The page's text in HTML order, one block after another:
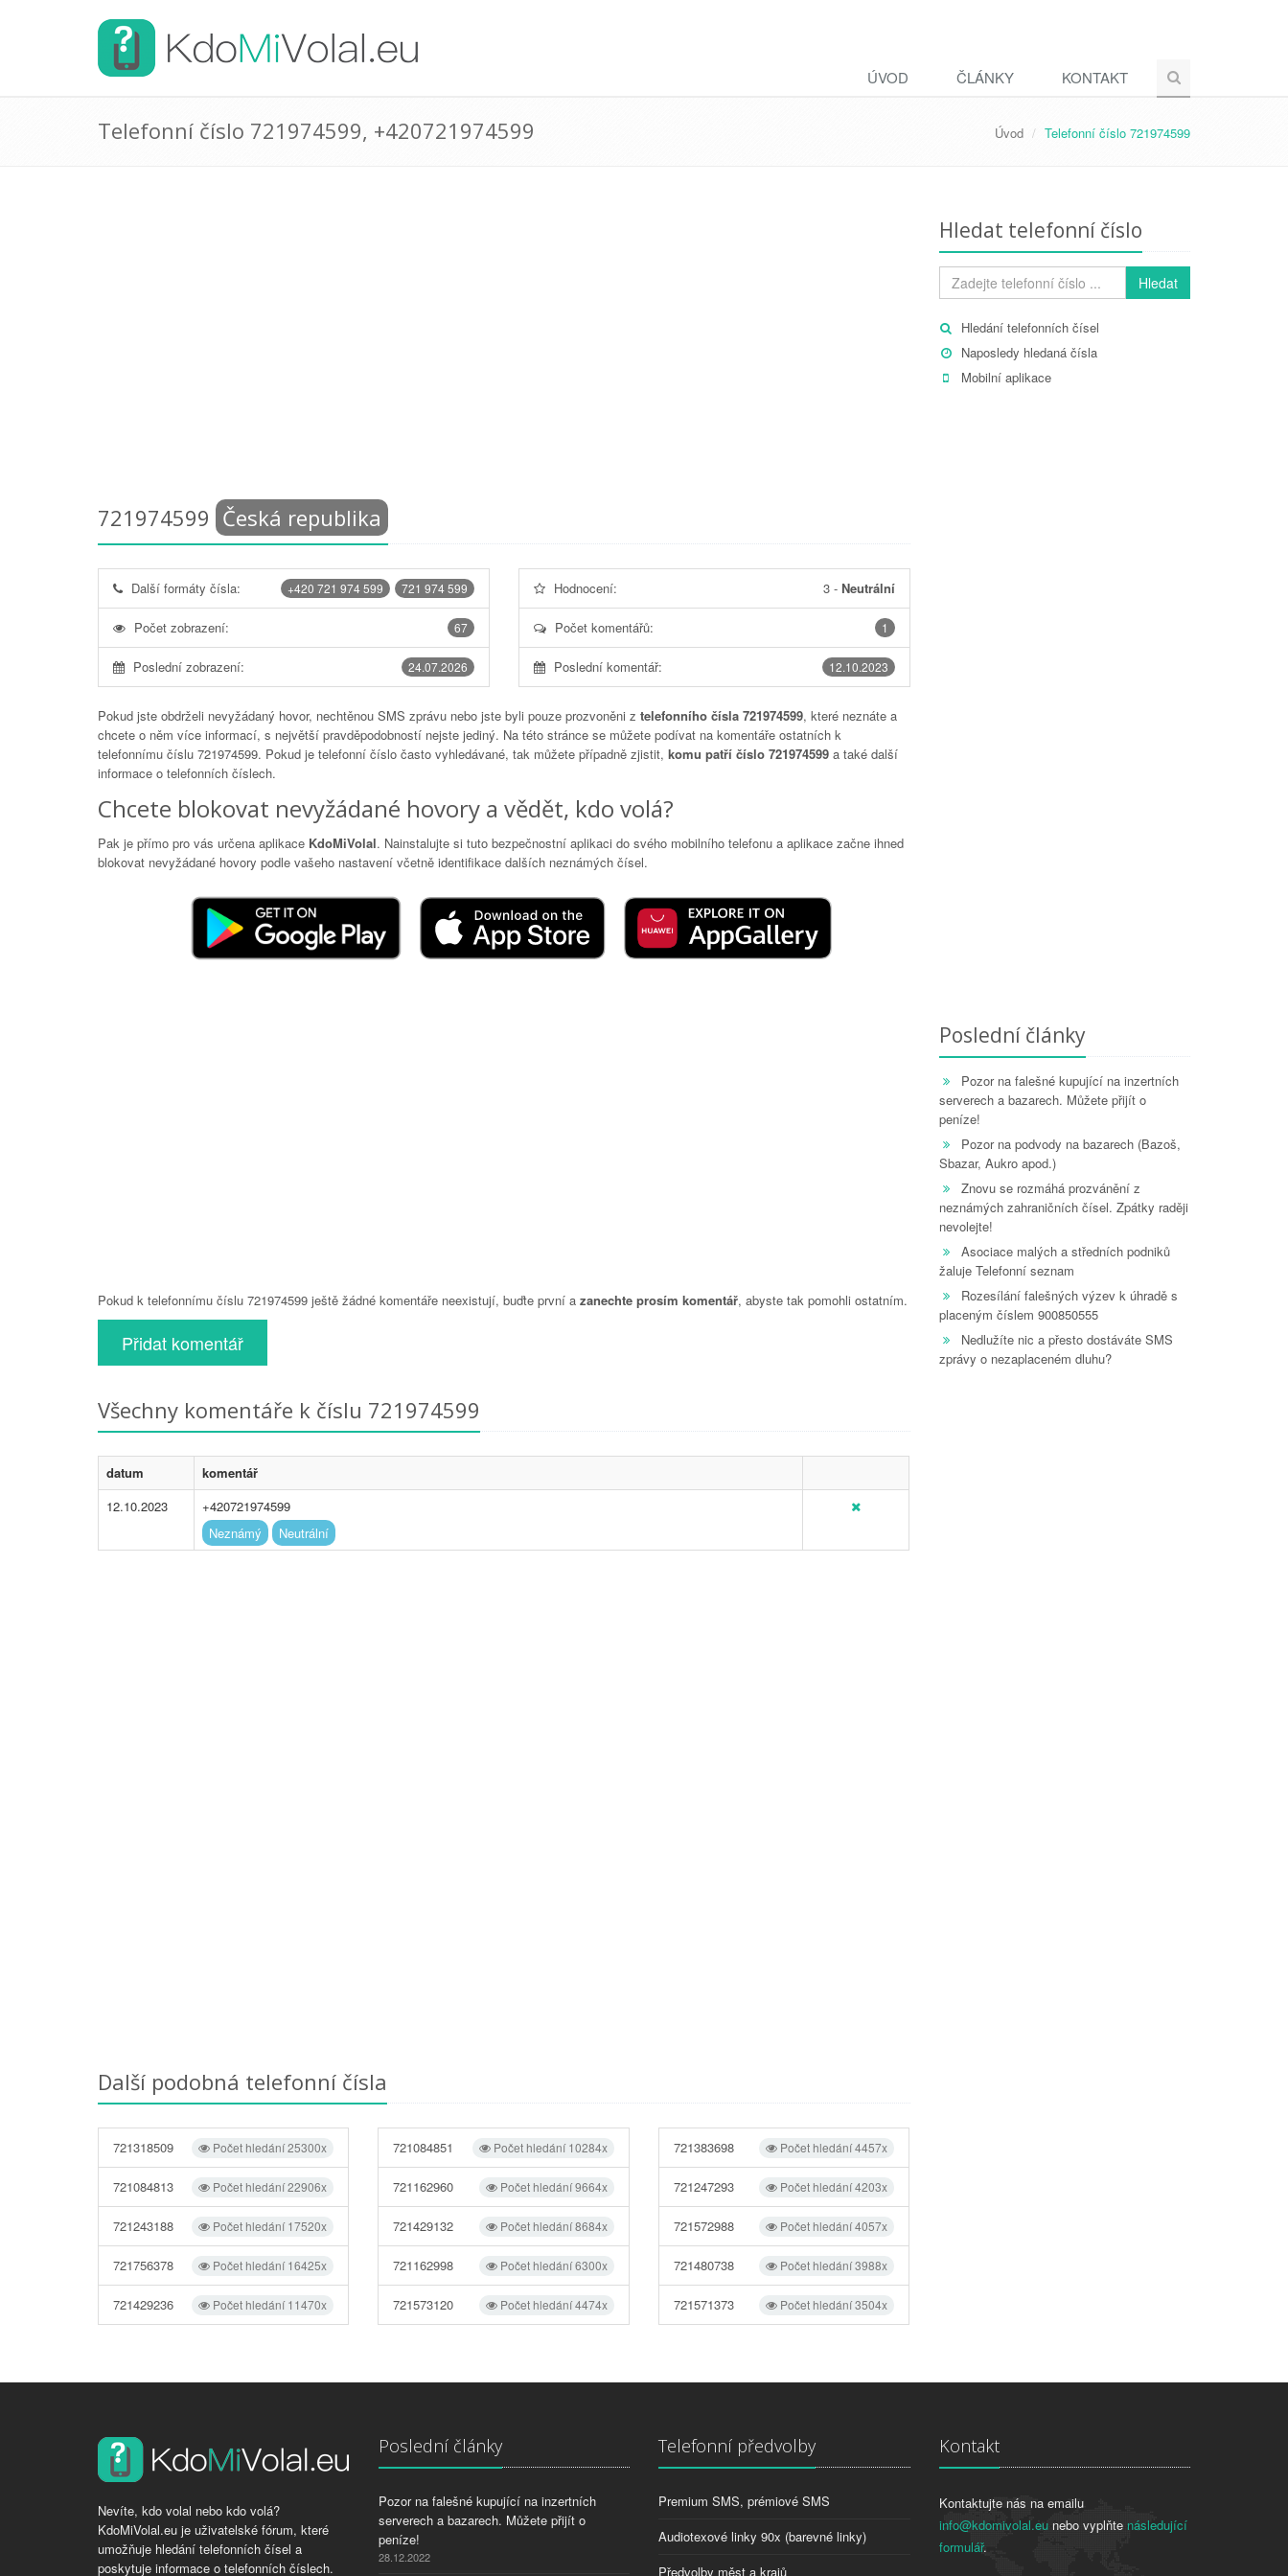
ÚVOD ČLÁNKY KONTAKT
Telefonní číslo 721974599, +420721974599 Úvod Telefonní číslo 721974599
721974599 Česká republika
721 974 599
+420 721 974 599
Další formáty čísla:
67
Počet zobrazení:
24.07.2026
Poslední zobrazení:
Hodnocení: 3- Neutrální
1
Počet komentářů:
12.10.2023
Poslední komentář:
Pokud jste obdrželi nevyžádaný hovor, nechtěnou SMS zprávu nebo jste byli pouze prozvoněni z telefonního čísla 721974599, které neznáte a
chcete o něm více informací, s největší pravděpodobností nejste jediný. Na této stránce se můžete podívat na komentáře ostatních k
telefonnímu číslu 721974599. Pokud je telefonní číslo často vyhledávané, tak můžete případně zjistit, komu patří číslo 721974599 a také další
informace o telefonních číslech.
Chcete blokovat nevyžádané hovory a vědět, kdo volá?
Pak je přímo pro vás určena aplikace KdoMiVolal. Nainstalujte si tuto bezpečnostní aplikaci do svého mobilního telefonu a aplikace začne ihned
blokovat nevyžádané hovory podle vašeho nastavení včetně identifikace dalších neznámých čísel.
Pokud k telefonnímu číslu 721974599 ještě žádné komentáře neexistují, buďte první a zanechte prosím komentář, abyste tak pomohli ostatním.
Přidat komentář
Všechny komentáře k číslu 721974599
datum
komentář
12.10.2023
+420721974599
Neznámý
Neutrální
Další podobná telefonní čísla
Počet hledání 25300x
721318509
Počet hledání 22906x
721084813
Počet hledání 17520x
721243188
Počet hledání 16425x
721756378
Počet hledání 11470x
721429236
Počet hledání 10284x
721084851
Počet hledání 9664x
721162960
Počet hledání 8684x
721429132
Počet hledání 6300x
721162998
Počet hledání 4474x
721573120
Počet hledání 4457x
721383698
Počet hledání 4203x
721247293
Počet hledání 4057x
721572988
Počet hledání 3988x
721480738
Počet hledání 3504x
721571373
Hledat telefonní číslo
Hledat
Hledání telefonních čísel
Naposledy hledaná čísla
Mobilní aplikace
Poslední články
Pozor na falešné kupující na inzertních
serverech a bazarech. Můžete přijít o
peníze!
Pozor na podvody na bazarech (Bazoš,
Sbazar, Aukro apod.)
Znovu se rozmáhá prozvánění z
neznámých zahraničních čísel. Zpátky raději
nevolejte!
Asociace malých a středních podniků
žaluje Telefonní seznam
Rozesílání falešných výzev k úhradě s
placeným číslem 900850555
Nedlužíte nic a přesto dostáváte SMS
zprávy o nezaplaceném dluhu?
Nevíte, kdo volal nebo kdo volá?
KdoMiVolal.eu je uživatelské fórum, které
umožňuje hledání telefonních čísel a
poskytuje informace o telefonních číslech.
Poslední články
Pozor na falešné kupující na inzertních
serverech a bazarech. Můžete přijít o
peníze!
28.12.2022
Telefonní předvolby
Premium SMS, prémiové SMS
Audiotexové linky 90x (barevné linky)
Předvolby měst a krajů
Kontakt
Kontaktujte nás na emailu
info@kdomivolal.eunebo vyplňte následující
formulář.